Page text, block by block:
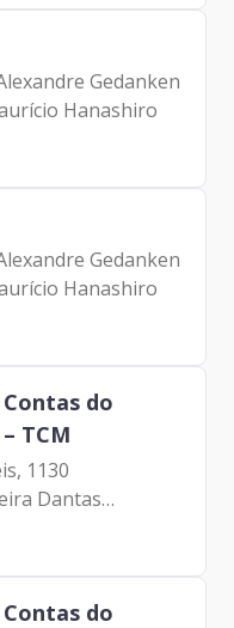
Gedanken
Hanashiro
Gedanken
Hanashiro
do
TCM
1130
Dantas
do